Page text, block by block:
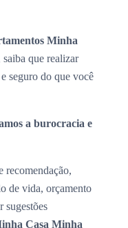
Minha
saiba que realizar
seguro do que você
a burocracia e
recomendação,
de vida, orçamento
sugestões
Casa Minha